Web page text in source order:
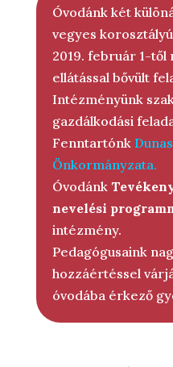
Óvodánk két
vegyes
2019. február 1-től
ellátással bővült
Intézményünk
gazdálkodási
Fenntartónk
Önkormányzata.
Óvodánk
nevelési
intézmény.
Pedagógusaink
hozzáértéssel
óvodába érkező